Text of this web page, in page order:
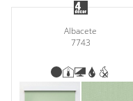
Albacete
7743